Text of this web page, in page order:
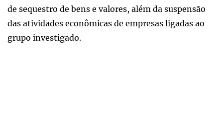
de sequestro de bens e valores, além da suspensão
das atividades econômicas de empresas ligadas ao
grupo investigado.